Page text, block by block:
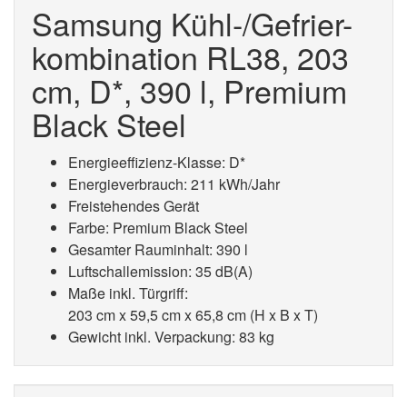
Samsung Kühl-/Gefrier-
kombination RL38, 203
cm, D*, 390 l, Premium
Black Steel
Energieeffizienz-Klasse: D*
Energieverbrauch: 211 kWh/Jahr
Freistehendes Gerät
Farbe: Premium Black Steel
Gesamter Rauminhalt: 390 l
Luftschallemission: 35 dB(A)
Maße inkl. Türgriff:
203 cm x 59,5 cm x 65,8 cm (H x B x T)
Gewicht inkl. Verpackung: 83 kg